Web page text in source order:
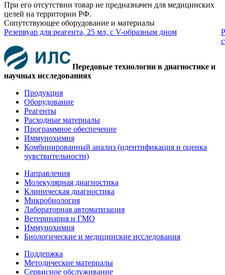
При его отсутствии товар не предназначен для медицинских
целей на территории РФ.
Сопутствующее оборудование и материалы
Резервуар для реагента, 25 мл, с V-образным дном
Передовые технологии в диагностике и
научных исследованиях
Продукция
Оборудование
Реагенты
Расходные материалы
Программное обеспечение
Иммунохимия
Комбинированный анализ (идентификация и оценка
чувствительности)
Направления
Молекулярная диагностика
Клиническая диагностика
Микробиология
Лабораторная автоматизация
Ветеринария и ГМО
Иммунохимия
Биологические и медицинские исследования
Поддержка
Методические материалы
Сервисное обслуживание